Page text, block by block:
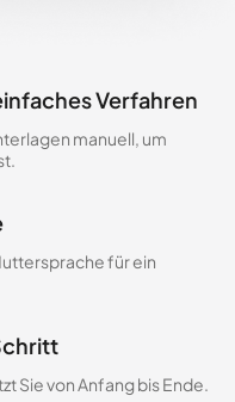
Verfahren
manuell, um
für ein
Sie von Anfang bis Ende.